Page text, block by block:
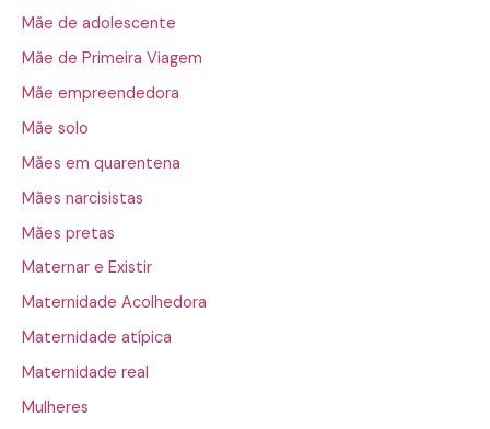
Mãe de adolescente
Mãe de Primeira Viagem
Mãe empreendedora
Mãe solo
Mães em quarentena
Mães narcisistas
Mães pretas
Maternar e Existir
Maternidade Acolhedora
Maternidade atípica
Maternidade real
Mulheres